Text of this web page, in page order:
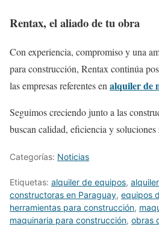
Rentax, el aliado de tu obra
Con experiencia, compromiso y una
para construcción, Rentax continúa
las empresas referentes enalquiler de
Seguimos creciendo junto a las
buscan calidad, eficiencia y soluciones
Categorías: Noticias
Etiquetas: alquiler de equipos,
constructoras en Paraguay, equipos
herramientas para construcción,
maquinaria para construcción, obras